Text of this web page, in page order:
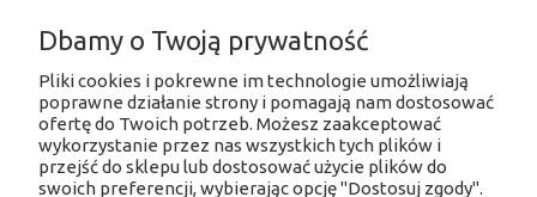
INFORMACJE O SKLEPIE
SOCIAL MEDIA
Dbamy o Twoją prywatność
Pliki cookies i pokrewne im technologie umożliwiają
poprawne działanie strony i pomagają nam dostosować
ofertę do Twoich potrzeb. Możesz zaakceptować
wykorzystanie przez nas wszystkich tych plików i
przejść do sklepu lub dostosować użycie plików do
swoich preferencji, wybierając opcję "Dostosuj zgody".